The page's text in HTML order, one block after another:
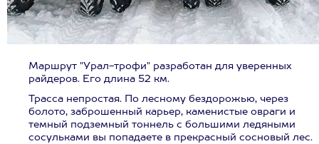
Маршрут "Урал-трофи" разработан для уверенных
райдеров. Его длина 52 км.
Трасса непростая. По лесному бездорожью, через
болото, заброшенный карьер, каменистые овраги и
темный подземный тоннель с большими ледяными
сосульками вы попадаете в прекрасный сосновый лес.